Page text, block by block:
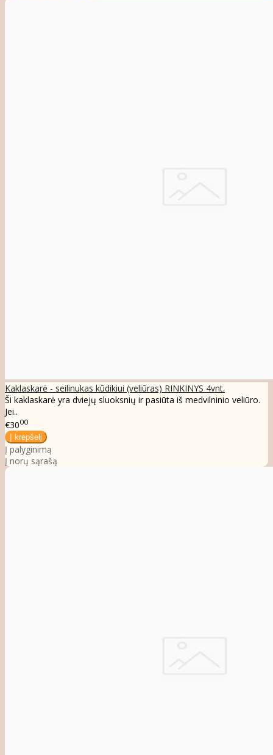
Kaklaskarė - seilinukas kūdikiui (veliūras) RINKINYS 4vnt.
Ši kaklaskarė yra dviejų sluoksnių ir pasiūta iš medvilninio veliūro.
Jei..
€3000
Į palyginimą
Į norų sąrašą